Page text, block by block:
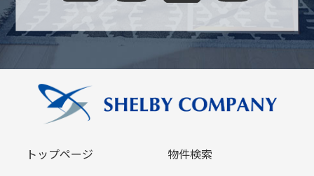
トップページ 物件検索